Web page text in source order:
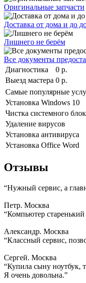
Оригинальные запчасти
Доставка от дома и до
Лишнего не берём
Все документы
Диагностика
0 р.
Выезд мастера 0 р.
Самые популярные
Установка Windows 10
Чистка системного
Удаление вирусов
Установка антивируса
Установка Office Word
Отзывы
“Нужный сервис, а
Петр. Москва
“Компьютер старенький
Александр. Москва
“Классный сервис,
Сергей. Москва
“Купила сыну ноутбук,
Я очень довольна.”